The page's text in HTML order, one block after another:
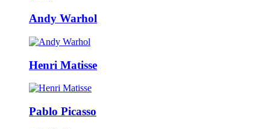
Andy Warhol
Henri Matisse
Pablo Picasso